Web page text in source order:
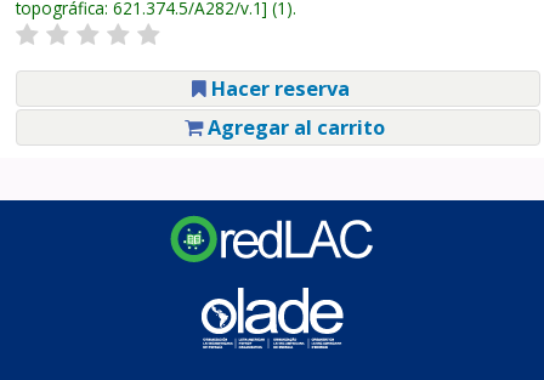
topográfica: 621.374.5/A282/v.1 (1).
Hacer reserva
Agregar al carrito